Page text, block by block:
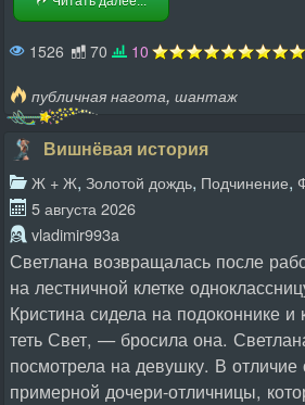
1526 70 10
публичная нагота, шантаж
Вишнёвая история
Ж + Ж, Золотой дождь, Подчинение,
5 августа 2026
vladimir993a
Светлана возвращалась после
на лестничной клетке
Кристина сидела на подоконнике
теть Свет, — бросила она.
посмотрела на девушку. В отличие
примерной дочери-отличницы,